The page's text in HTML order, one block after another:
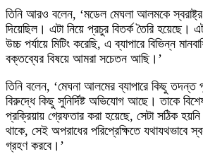
তিনি আরও বলেন, ‘মডেল মেঘলা আলমকে স্বরাষ্ট্র
দিয়েছিল। এটা নিয়ে প্রচুর বিতর্ক তৈরি হয়েছে।
উচ্চ পর্যায়ে মিটিং করেছি, এ ব্যাপারে বিভিন্ন
বক্তব্যের বিষয়ে আমরা সচেতন আছি।’
তিনি বলেন, ‘মেঘনা আলমের ব্যাপারে কিছু
বিরুদ্ধে কিছু সুনির্দিষ্ট অভিযোগ আছে। তাকে
প্রক্রিয়ায় গ্রেফতার করা হয়েছে, সেটা সঠিক
থাকে, সেই অপরাধের পরিপ্রেক্ষিতে যথাযথভাবে
গ্রহণ করবে।’